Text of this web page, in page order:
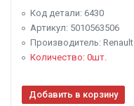
Код детали: 6430
Артикул: 5010563506
Производитель: Renault
Количество: 0шт.
Добавить в корзину